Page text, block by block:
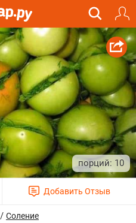
10
/ Соление